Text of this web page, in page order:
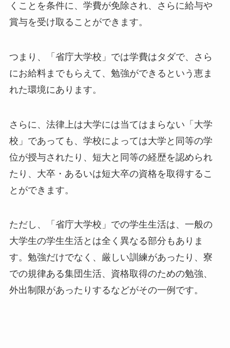
くことを条件に、学費が免除され、さらに給与や
賞与を受け取ることができます。
つまり、「省庁大学校」では学費はタダで、さら
にお給料までもらえて、勉強ができるという恵ま
れた環境にあります。
さらに、法律上は大学には当てはまらない「大学
校」であっても、学校によっては大学と同等の学
位が授与されたり、短大と同等の経歴を認められ
たり、大卒・あるいは短大卒の資格を取得するこ
とができます。
ただし、「省庁大学校」での学生生活は、一般の
大学生の学生生活とは全く異なる部分もありま
す。勉強だけでなく、厳しい訓練があったり、寮
での規律ある集団生活、資格取得のための勉強、
外出制限があったりするなどがその一例です。